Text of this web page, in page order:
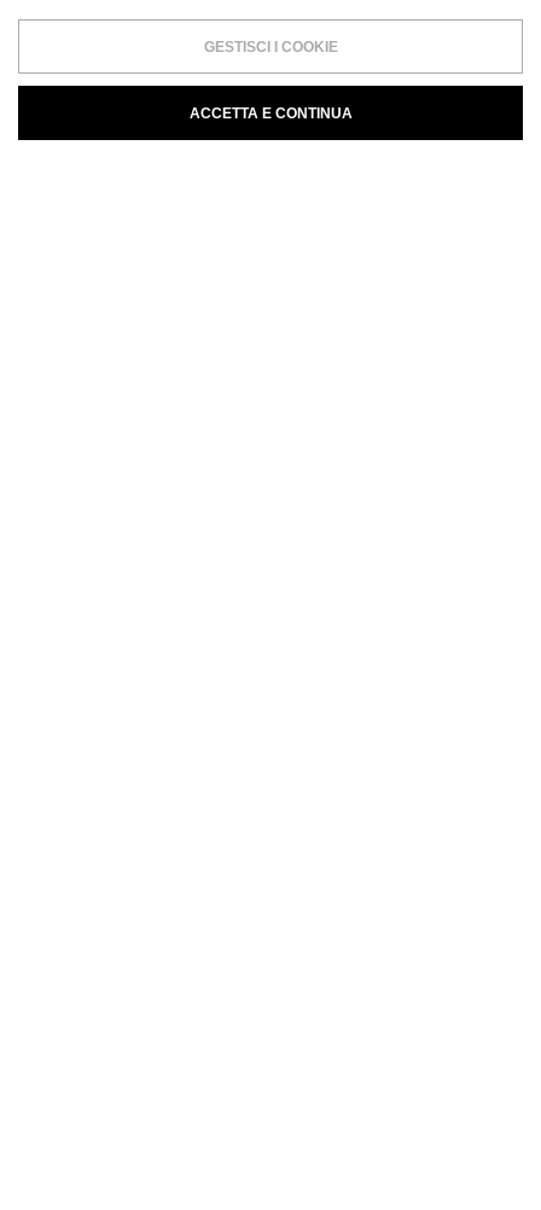
GESTISCI I COOKIE
ACCETTA E CONTINUA